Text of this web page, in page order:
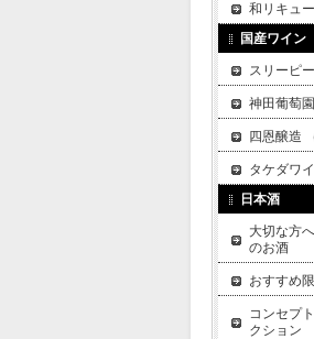
和リキュ
国産ワイン
スリーピ
神田葡萄
四恩醸造
タケダワ
日本酒
大切な方
のお酒
おすすめ
コンセプ
クション